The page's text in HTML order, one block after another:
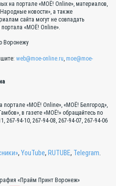
на портале «МОЁ! Online», материалов,
новости», а также
сайта могут не совпадать
«МОЁ! Online».
Воронежу
web@moe-online.ru, moe@moe-
«МОЁ! Online», «МОЁ! Белгород»,
в газете «МОЁ!» обращайтесь по
267-94-10, 267-94-08, 267-94-07, 267-94-06
, YouTube, RUTUBE, Telegram
«Прайм Принт Воронеж»